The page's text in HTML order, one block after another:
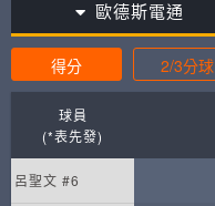
歐德斯電通
得分 2/3分球
球員
(*表先發)
呂聖文 #6